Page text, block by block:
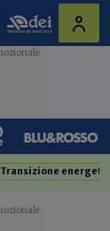
Transizione